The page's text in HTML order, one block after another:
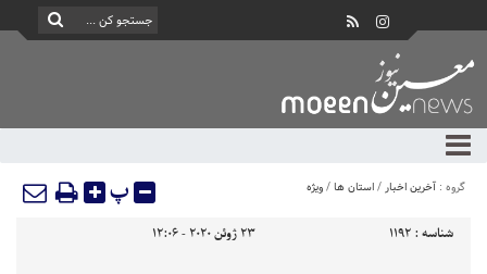
گروه : آخرین اخبار/استان ها/ویژه پ
شناسه : 1192 23 ژوئن 2020 - 12:06